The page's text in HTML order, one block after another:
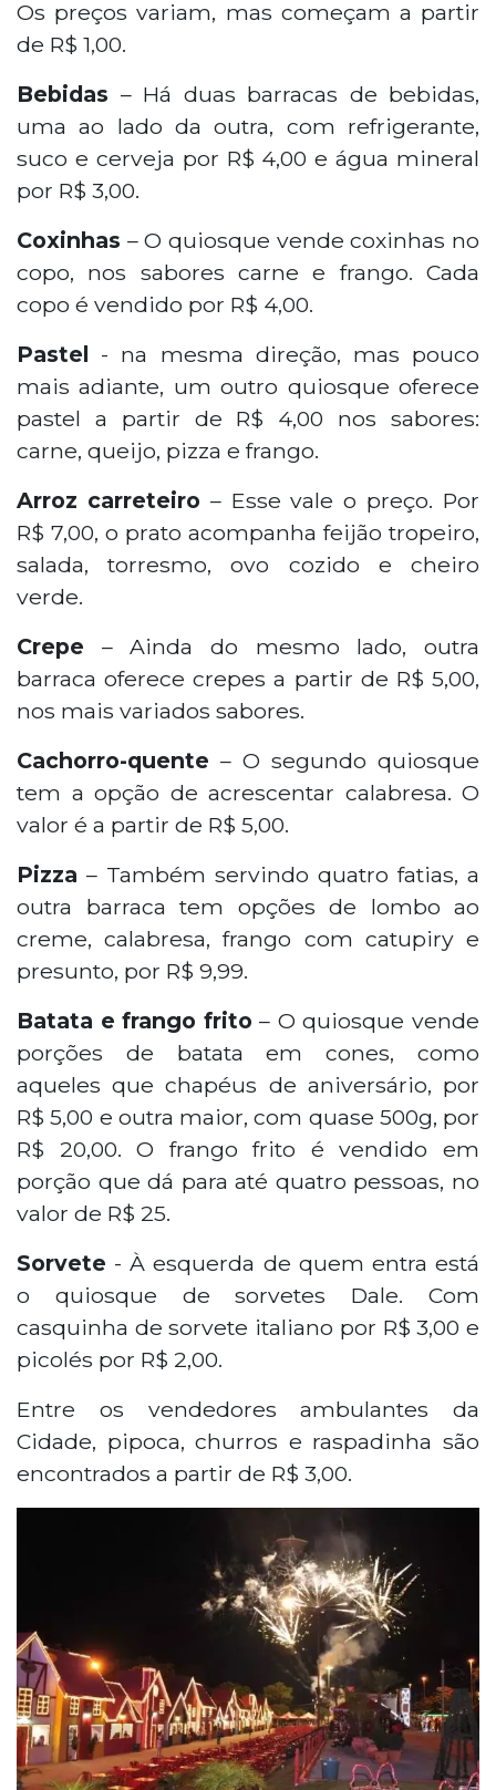
Os preços variam, mas começam a partir
de R$ 1,00.
Bebidas – Há duas barracas de bebidas,
uma ao lado da outra, com refrigerante,
suco e cerveja por R$ 4,00 e água mineral
por R$ 3,00.
Coxinhas – O quiosque vende coxinhas no
copo, nos sabores carne e frango. Cada
copo é vendido por R$ 4,00.
Pastel - na mesma direção, mas pouco
mais adiante, um outro quiosque oferece
pastel a partir de R$ 4,00 nos sabores:
carne, queijo, pizza e frango.
Arroz carreteiro – Esse vale o preço. Por
R$ 7,00, o prato acompanha feijão tropeiro,
salada, torresmo, ovo cozido e cheiro
verde.
Crepe – Ainda do mesmo lado, outra
barraca oferece crepes a partir de R$ 5,00,
nos mais variados sabores.
Cachorro-quente – O segundo quiosque
tem a opção de acrescentar calabresa. O
valor é a partir de R$ 5,00.
Pizza – Também servindo quatro fatias, a
outra barraca tem opções de lombo ao
creme, calabresa, frango com catupiry e
presunto, por R$ 9,99.
Batata e frango frito – O quiosque vende
porções de batata em cones, como
aqueles que chapéus de aniversário, por
R$ 5,00 e outra maior, com quase 500g, por
R$ 20,00. O frango frito é vendido em
porção que dá para até quatro pessoas, no
valor de R$ 25.
Sorvete - À esquerda de quem entra está
o quiosque de sorvetes Dale. Com
casquinha de sorvete italiano por R$ 3,00 e
picolés por R$ 2,00.
Entre os vendedores ambulantes da
Cidade, pipoca, churros e raspadinha são
encontrados a partir de R$ 3,00.